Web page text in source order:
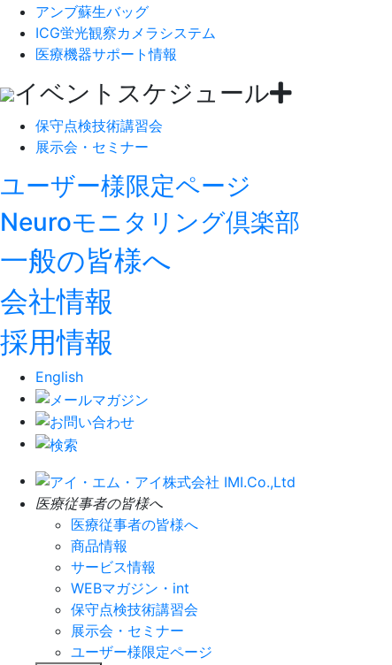
アンブ蘇生バッグ
ICG蛍光観察カメラシステム
医療機器サポート情報
イベントスケジュール
保守点検技術講習会
展示会・セミナー
ユーザー様限定ページ
Neuroモニタリング倶楽部
一般の皆様へ
会社情報
採用情報
English
医療従事者の皆様へ
医療従事者の皆様へ
商品情報
サービス情報
WEBマガジン・int
保守点検技術講習会
展示会・セミナー
ユーザー様限定ページ